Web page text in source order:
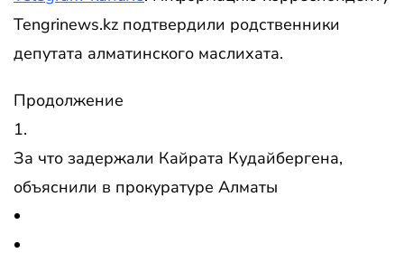
Tengrinews.kz подтвердили родственники
депутата алматинского маслихата.
Продолжение
1.
За что задержали Кайрата Кудайбергена,
объяснили в прокуратуре Алматы